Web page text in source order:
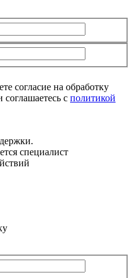
согласие на обработку
с политикой
специалист